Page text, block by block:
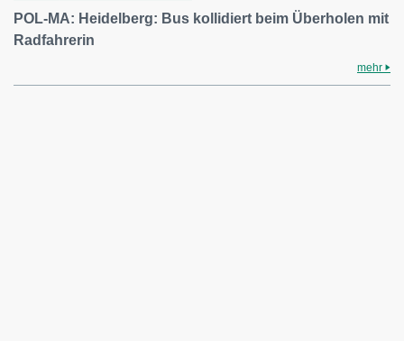
POL-MA: Heidelberg: Bus kollidiert beim Überholen mit
Radfahrerin
mehr